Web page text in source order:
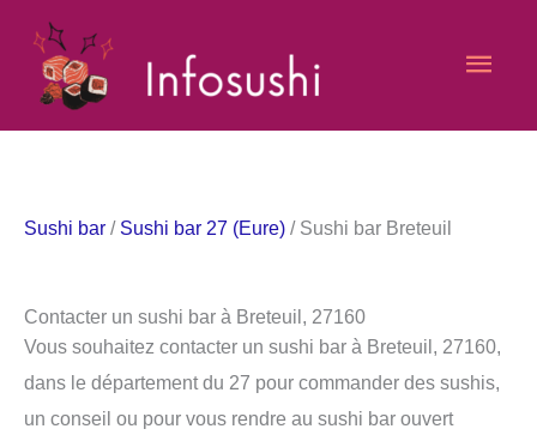
contenu
Sushi bar / Sushi bar 27 (Eure) / Sushi bar Breteuil
Contacter un sushi bar à Breteuil, 27160
Vous souhaitez contacter un sushi bar à Breteuil, 27160,
dans le département du 27 pour commander des sushis,
un conseil ou pour vous rendre au sushi bar ouvert